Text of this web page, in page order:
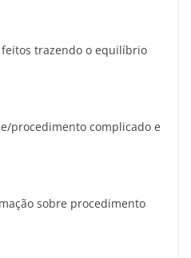
feitos trazendo o equilíbrio
procedimento complicado e
sobre procedimento